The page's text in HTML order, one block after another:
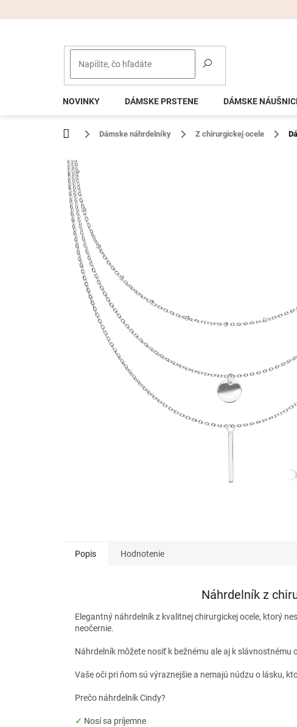
NOVINKY DÁMSKE PRSTENE DÁMSKE
Domov Dámske náhrdelníky Z chirurgickej ocele
Popis Hodnotenie
Náhrdelník z
Elegantný náhrdelník z kvalitnej chirurgickej ocele, ktorý
neočernie.
Náhrdelník môžete nosiť k bežnému ale aj k
Vaše oči pri ňom sú výraznejšie a nemajú núdzu o lásku,
Prečo náhrdelník Cindy?
✓ Nosí sa príjemne